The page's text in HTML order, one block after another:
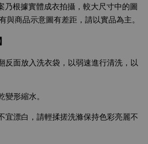
乃根據實體成衣拍攝，較大尺寸中的圖
與商品示意圖有差距，請以實品為主。
反面放入洗衣袋，以弱速進行清洗，以
形縮水。
宜漂白，請輕揉搓洗滌保持色彩亮麗不